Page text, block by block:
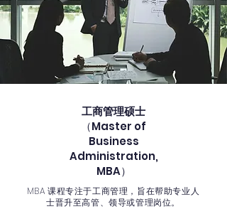
工商管理硕士
（Master of
Business
Administration,
MBA）
MBA 课程专注于工商管理，旨在帮助专业人
士晋升至高管、领导或管理岗位。